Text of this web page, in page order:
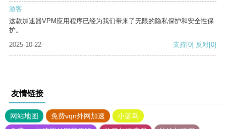
游客
这款加速器VPM应用程序已经为我们带来了无限的隐私保护和安全性保
护。
2025-10-22
支持[0] 反对[0]
友情链接
网站地图 免费vqn外网加速
小蓝鸟